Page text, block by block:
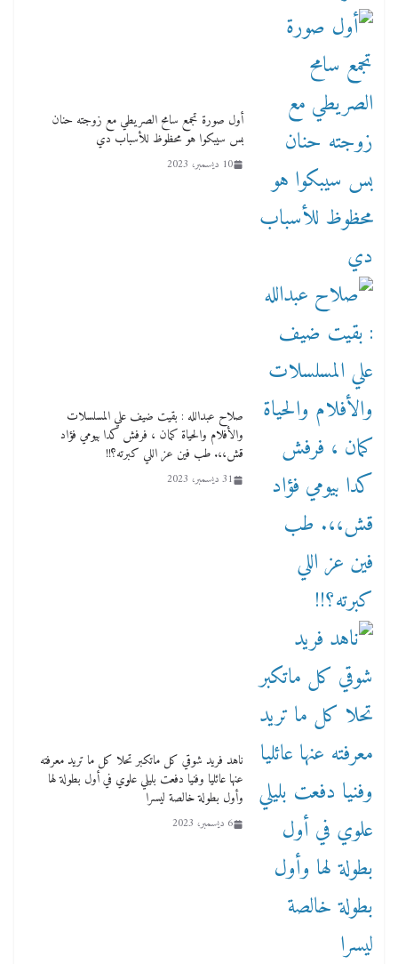
أول صورة تجمع سامح الصريطي مع زوجته حنان
بس سيبكوا هو محظوظ للأسباب دي
10 ديسمبر، 2023
صلاح عبدالله : بقيت ضيف علي المسلسلات
والأفلام والحياة كمان ، فرفش كدا بيومي فؤاد
قش،،. طب فين عز اللي كبرته؟!!
31 ديسمبر، 2023
ناهد فريد شوقي كل ماتكبر تحلا كل ما تريد معرفته
عنها عائليا وفنيا دفعت بليلي علوي في أول بطولة لها
وأول بطولة خالصة ليسرا
6 ديسمبر، 2023